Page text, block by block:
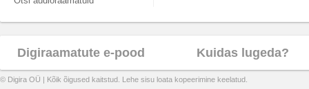
Digiraamatute e-pood Kuidas lugeda?
© Digira OÜ | Kõik õigused kaitstud. Lehe sisu loata kopeerimine keelatud.